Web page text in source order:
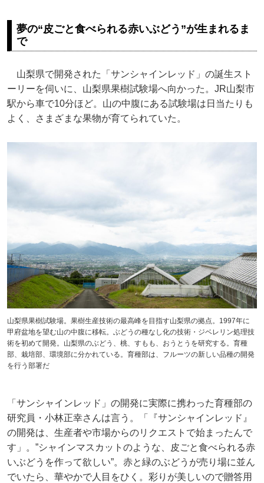
夢の“皮ごと食べられる赤いぶどう”が生まれるま
で
山梨県で開発された「サンシャインレッド」の誕生スト
ーリーを伺いに、山梨県果樹試験場へ向かった。JR山梨市
駅から車で10分ほど。山の中腹にある試験場は日当たりも
よく、さまざまな果物が育てられていた。
山梨県果樹試験場。果樹生産技術の最高峰を目指す山梨県の拠点。1997年に
甲府盆地を望む山の中腹に移転。ぶどうの種なし化の技術・ジベレリン処理技
術を初めて開発。山梨県のぶどう、桃、すもも、おうとうを研究する。育種
部、栽培部、環境部に分かれている。育種部は、フルーツの新しい品種の開発
を行う部署だ
「サンシャインレッド」の開発に実際に携わった育種部の
研究員・小林正幸さんは言う。「『サンシャインレッド』
の開発は、生産者や市場からのリクエストで始まったんで
す」。”シャインマスカットのような、皮ごと食べられる赤
いぶどうを作って欲しい”。赤と緑のぶどうが売り場に並ん
でいたら、華やかで人目をひく。彩りが美しいので贈答用